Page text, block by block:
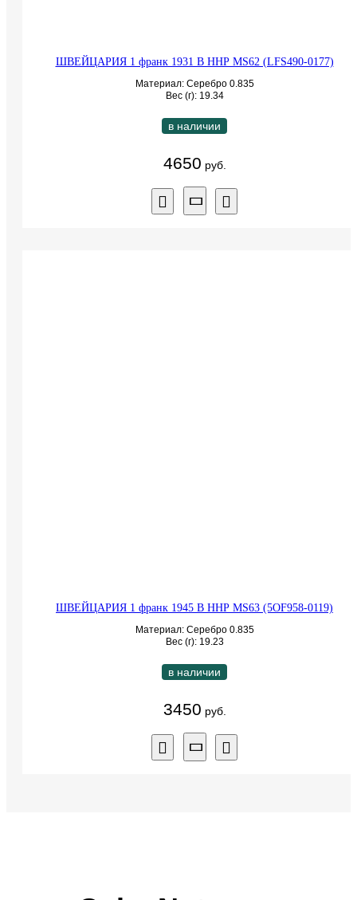
ШВЕЙЦАРИЯ 1 франк 1931 B ННР MS62 (LFS490-0177)
Материал: Серебро 0.835
Вес (г): 19.34
в наличии
4650 руб.
ШВЕЙЦАРИЯ 1 франк 1945 B ННР MS63 (5OF958-0119)
Материал: Серебро 0.835
Вес (г): 19.23
в наличии
3450 руб.